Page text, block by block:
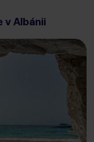
v Albánii